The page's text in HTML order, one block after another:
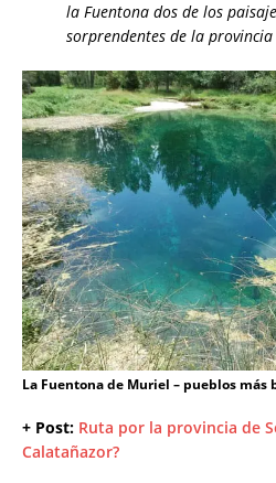
la Fuentona dos de los
sorprendentes de la provincia
La Fuentona de Muriel – pueblos más
+ Post: Ruta por la provincia de
Calatañazor?